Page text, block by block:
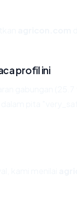
profil ini